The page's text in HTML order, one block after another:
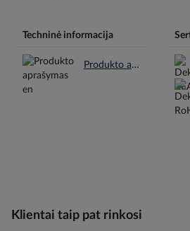
Techninė informacija
Produkto aprašymas en.pdf
Klientai taip pat rinkosi